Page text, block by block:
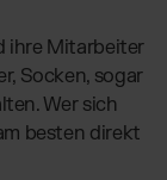
ihre Mitarbeiter
Socken, sogar
Wer sich
besten direkt